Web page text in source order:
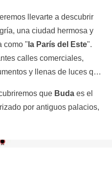
llevarte a descubrir
una ciudad hermosa y
como " la París del Este".
calles comerciales,
y llenas de luces que
que Buda es el
por antiguos palacios,
y el famosísimo castillo
de gran interés como